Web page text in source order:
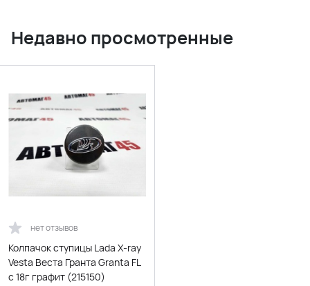
Недавно просмотренные
нет отзывов
Колпачок ступицы Lada X-ray
Vesta Веста Гранта Granta FL
с 18г графит (215150)